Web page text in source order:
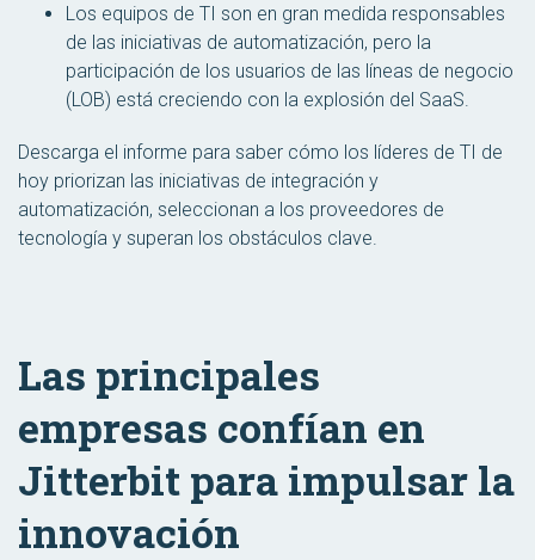
Los equipos de TI son en gran medida responsables
de las iniciativas de automatización, pero la
participación de los usuarios de las líneas de negocio
(LOB) está creciendo con la explosión del SaaS.
Descarga el informe para saber cómo los líderes de TI de
hoy priorizan las iniciativas de integración y
automatización, seleccionan a los proveedores de
tecnología y superan los obstáculos clave.
Las principales
empresas confían en
Jitterbit para impulsar la
innovación